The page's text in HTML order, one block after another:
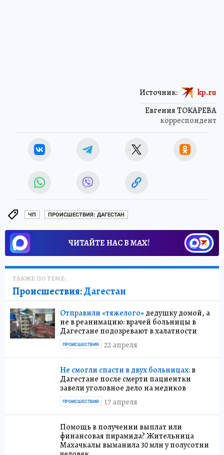
Евгения ТОКАРЕВА
корреспондент
Источник: kp.ru
ЧП ПРОИСШЕСТВИЯ: ДАГЕСТАН
ЧИТАЙТЕ НАС В МАХ!
ТАКЖЕ ПО ТЕМЕ:
Происшествия:Дагестан
Отправили «тяжелого»дедушку домой, а
не в реанимацию: врачей больницы в
Дагестане подозревают в халатности
22 апреля
ПРОИСШЕСТВИЯ
Не смогли спасти в двух больницах:в
Дагестане после смерти пациентки
завели уголовное дело на медиков
17 апреля
ПРОИСШЕСТВИЯ
Помощь в получении выплат или
финансовая пирамида? Жительница
Махачкалы выманила 30 млн у полусотни